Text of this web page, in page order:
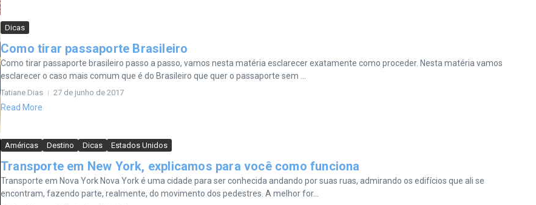
Dicas
Como tirar passaporte Brasileiro
Como tirar passaporte brasileiro passo a passo, vamos nesta matéria esclarecer exatamente como proceder. Nesta matéria vamos
esclarecer o caso mais comum que é do Brasileiro que quer o passaporte sem ...
Tatiane Dias 27 de junho de 2017
Read More
Américas Destino Dicas Estados Unidos
Transporte em New York, explicamos para você como funciona
Transporte em Nova York Nova York é uma cidade para ser conhecida andando por suas ruas, admirando os edifícios que ali se
encontram, fazendo parte, realmente, do movimento dos pedestres. A melhor for...